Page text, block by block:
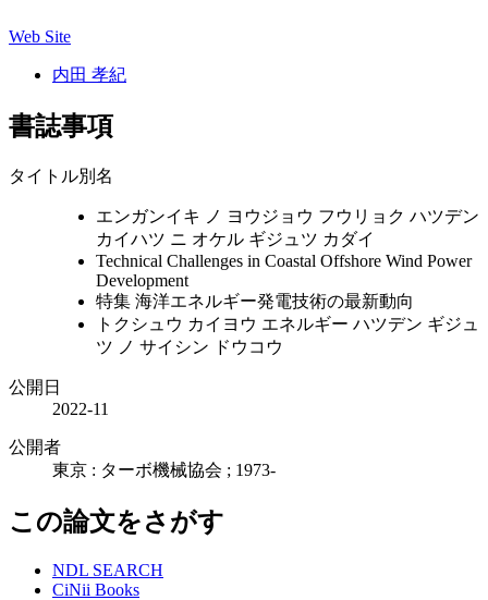
Web Site
内田 孝紀
書誌事項
タイトル別名
エンガンイキ ノ ヨウジョウ フウリョク ハツデン
カイハツ ニ オケル ギジュツ カダイ
Technical Challenges in Coastal Offshore Wind Power
Development
特集 海洋エネルギー発電技術の最新動向
トクシュウ カイヨウ エネルギー ハツデン ギジュ
ツ ノ サイシン ドウコウ
公開日
2022-11
公開者
東京 : ターボ機械協会 ; 1973-
この論文をさがす
NDL SEARCH
CiNii Books